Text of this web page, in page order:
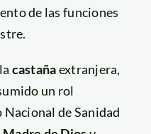
de las funciones
castañaextranjera,
un rol
de Sanidad